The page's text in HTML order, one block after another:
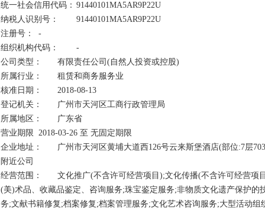
统一社会信用代码：	91440101MA5AR9P22U
纳税人识别号：	91440101MA5AR9P22U
注册号：	-
组织机构代码：	-
公司类型：	有限责任公司(自然人投资或控股)
所属行业：	租赁和商务服务业
核准日期：	2018-08-13
登记机关：	广州市天河区工商行政管理局
所属地区：	广东省
营业期限	2018-03-26 至 无固定期限
企业地址：	广州市天河区黄埔大道西126号云来斯堡酒店(部位:7层703-04房)(仅限办公用途) 查看地图
附近公司
经营范围：	文化推广(不含许可经营项目);文化传播(不含许可经营项目);收藏品的修复、养护服务;艺
(美)术品、收藏品鉴定、咨询服务;珠宝鉴定服务;非物质文化遗产保护的
务;文献书籍修复;档案修复;档案管理服务;文化艺术咨询服务;大型活动组